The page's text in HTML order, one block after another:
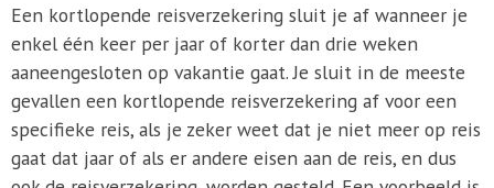
Een kortlopende reisverzekering sluit je af wanneer je
enkel één keer per jaar of korter dan drie weken
aaneengesloten op vakantie gaat. Je sluit in de meeste
gevallen een kortlopende reisverzekering af voor een
specifieke reis, als je zeker weet dat je niet meer op reis
gaat dat jaar of als er andere eisen aan de reis, en dus